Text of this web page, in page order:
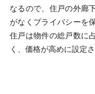
なるので、住戸の外廊
がなくプライバシーを
住戸は物件の総戸数に
く、価格が高めに設定